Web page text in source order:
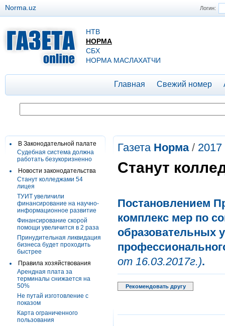
Логин:
Norma.uz
НТВ
НОРМА
СБХ
НОРМА МАСЛАХАТЧИ
Главная Свежий номер
В Законодательной палате
Судебная система должна
работать безукоризненно
Новости законодательства
Станут колледжами 54
лицея
ТУИТ увеличили
финансирование на научно-
информационное развитие
Финансирование скорой
помощи увеличится в 2 раза
Принудительная ликвидация
бизнеса будет проходить
быстрее
Правила хозяйствования
Арендная плата за
терминалы снижается на
50%
Не путай изготовление с
показом
Карта ограниченного
пользования
Газета Норма/ 2017
Станут
Постановлением
комплекс мер по
образовательных
от 16.03.2017г.).
Рекомендовать другу